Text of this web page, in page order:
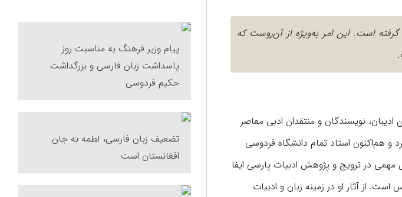
گرفته است. این امر به‌ویژه از آن‌روست که
از برجسته‌ترین ادیبان، نویسندگان و منتقدان ادبی معاصر
را در رشته ادبیات فارسی از دانشگاه تهران در سال ۱۳۶۰ دریافت کرد و هم‌اکنون استاد تمام دانشگاه فردوسی
در ترویج و پژوهش ادبیات پارسی ایفا
از آثار او در زمینه زبان و ادبیات
پیام وزیر فرهنگ به مناسبت روز
پاسداشت زبان فارسی و بزرگداشت
حکیم فردوسی
تضعیف زبان فارسی، لطمه به جان
افغانستان است